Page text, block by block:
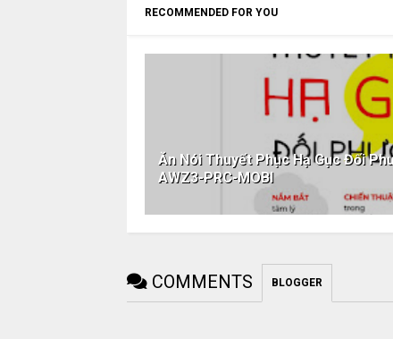
RECOMMENDED FOR YOU
Ăn Nói Thuyết Phục Hạ Gục Đối
AWZ3-PRC-MOBI
COMMENTS BLOGGER